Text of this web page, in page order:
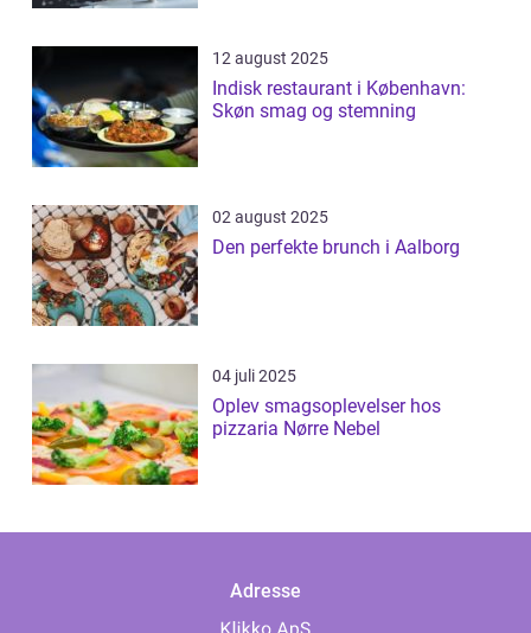
12 august 2025
Indisk restaurant i København:
Skøn smag og stemning
02 august 2025
Den perfekte brunch i Aalborg
04 juli 2025
Oplev smagsoplevelser hos
pizzaria Nørre Nebel
Adresse